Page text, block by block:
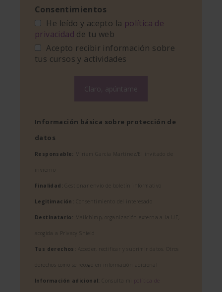
Consentimientos
He leído y acepto la política de
privacidad de tu web
Acepto recibir información sobre
tus cursos y actividades
Información básica sobre protección de
datos
Responsable: Miriam García Martínez/El invitado de
invierno
Finalidad: Gestionar envío de boletín informativo
Legitimación: Consentimiento del interesado
Destinatario: Mailchimp, organización externa a la UE,
acogida a Privacy Shield
Tus derechos: Acceder, rectificar y suprimir datos. Otros
derechos como se recoge en información adicional
Información adicional: Consulta mi política de